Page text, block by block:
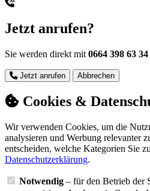
Jetzt anrufen?
Sie werden direkt mit 0664 398 63 34
Jetzt anrufen Abbrechen
Cookies &
Wir verwenden Cookies, um die
analysieren und Werbung relevanter
entscheiden, welche Kategorien Sie
Datenschutzerklärung.
Notwendig – für den Betrieb der